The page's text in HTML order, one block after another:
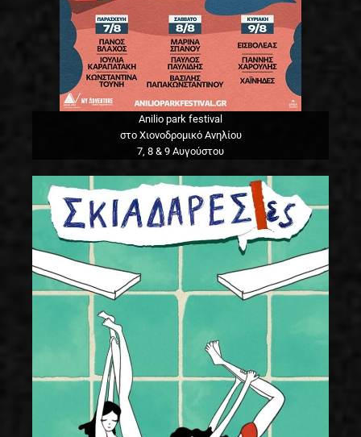
Anilio park festival
στο Χιονοδρομικό Ανηλίου
7, 8 & 9 Αυγούστου